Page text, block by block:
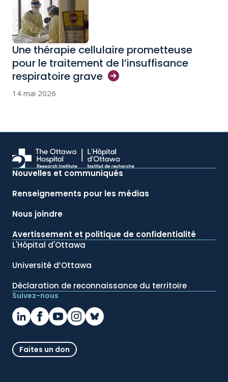
Une thérapie cellulaire prometteuse
pour le traitement de l’insuffisance
respiratoire grave
14 mai 2026
Nouvelles et communiqués
Renseignements pour les médias
Nous joindre
Avertissement et politique de confidentialité
L'Hôpital d'Ottawa
Université d’Ottawa
Déclaration de reconnaissance du territoire
Suivez-nous
Faites un don